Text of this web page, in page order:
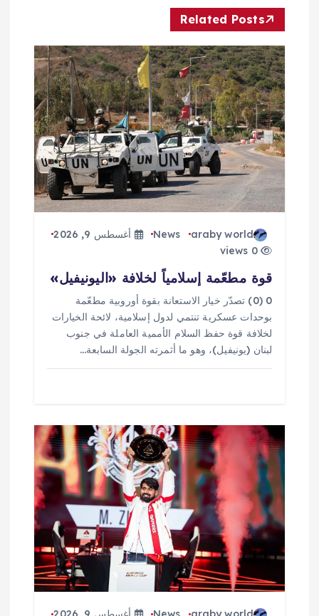
م
ق
Related Posts
araby world
News
أغسطس 9, 2026
0 views
قوة مطعّمة إسلامياً لخلافة «اليونيفيل»
0 (0) تصدّر خيار الاستعانة بقوة أوروبية مطعّمة
بوحدات عسكرية تنتمي لدول إسلامية، لائحة الخيارات
لخلافة قوة حفظ السلام الأممية العاملة في جنوب
لبنان (يونيفيل)، وهو ما أثمرته الجولة السابعة…